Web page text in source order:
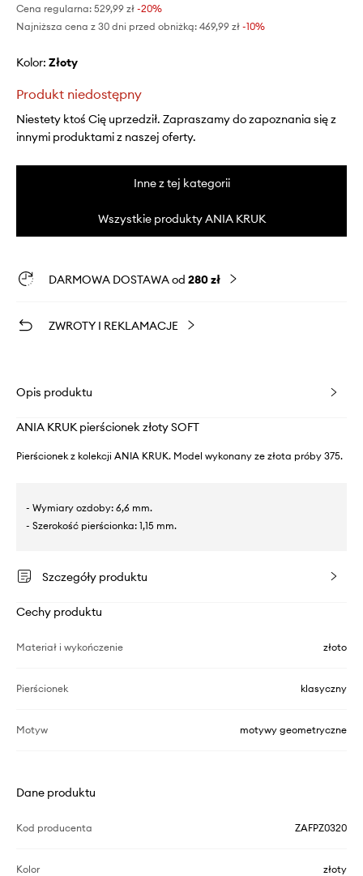
Cena regularna: 529,99 zł -20%
Najniższa cena z 30 dni przed obniżką: 469,99 zł -10%
Kolor: złoty
Produkt niedostępny
Niestety ktoś Cię uprzedził. Zapraszamy do zapoznania się z
innymi produktami z naszej oferty.
Inne z tej kategorii
Wszystkie produkty ANIA KRUK
DARMOWA DOSTAWA od 280 zł
ZWROTY I REKLAMACJE
Opis produktu
ANIA KRUK pierścionek złoty SOFT
Pierścionek z kolekcji ANIA KRUK. Model wykonany ze złota próby 375.
- Wymiary ozdoby: 6,6 mm.
- Szerokość pierścionka: 1,15 mm.
Szczegóły produktu
Cechy produktu
Materiał i wykończenie złoto
Pierścionek klasyczny
Motyw motywy geometryczne
Dane produktu
Kod producenta ZAFPZ0320
Kolor złoty